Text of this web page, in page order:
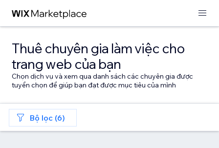
Thuê chuyên gia làm việc cho
trang web của bạn
Chọn dịch vụ và xem qua danh sách các chuyên gia được
tuyển chọn để giúp bạn đạt được mục tiêu của mình
Bộ lọc (6)